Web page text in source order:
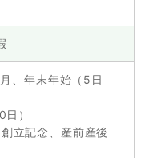
、年末年始（5日
）
立記念、産前産後